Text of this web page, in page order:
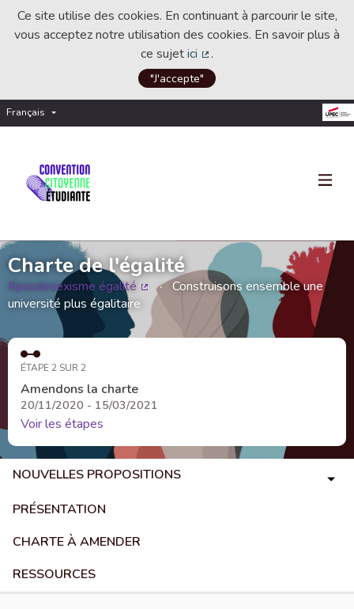
Ce site utilise des cookies. En continuant à parcourir le site,
vous acceptez notre utilisation des cookies. En savoir plus à
ce sujetici
(Lien externe)
.
"J'accepte"
Français Choisir la langue
Charte de l'égalité
#pasdesexisme égalité
(Lien externe)
Construisons ensemble une
université plus égalitaire
ÉTAPE 2 SUR 2
Amendons la charte
20/11/2020 - 15/03/2021
Voir les étapes
NOUVELLES PROPOSITIONS
PRÉSENTATION
CHARTE À AMENDER
RESSOURCES